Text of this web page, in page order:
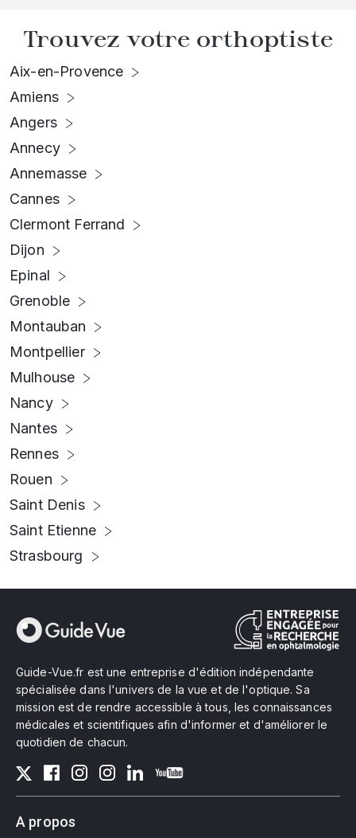
Trouvez votre orthoptiste
Aix-en-Provence
Amiens
Angers
Annecy
Annemasse
Cannes
Clermont Ferrand
Dijon
Epinal
Grenoble
Montauban
Montpellier
Mulhouse
Nancy
Nantes
Rennes
Rouen
Saint Denis
Saint Etienne
Strasbourg
Guide-Vue.fr est une entreprise d'édition indépendante
spécialisée dans l'univers de la vue et de l'optique. Sa
mission est de rendre accessible à tous, les connaissances
médicales et scientifiques afin d'informer et d'améliorer le
quotidien de chacun.
A propos